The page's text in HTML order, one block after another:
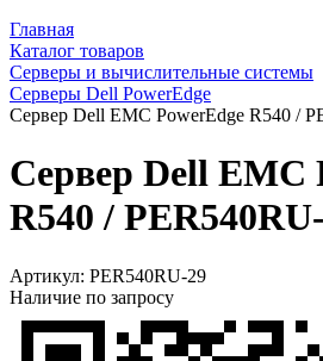
Главная
Каталог товаров
Серверы и вычислительные системы
Серверы Dell PowerEdge
Сервер Dell EMC PowerEdge R540 /
Сервер Dell EMC
R540 /
Артикул: PER540RU-29
Наличие по запросу